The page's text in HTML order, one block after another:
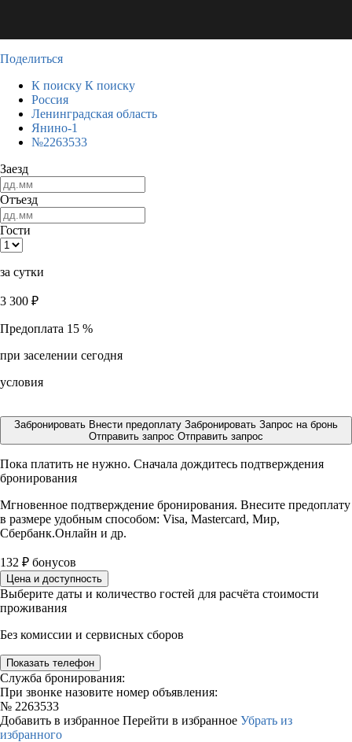
Поделиться
К поиску К поиску
Россия
Ленинградская область
Янино-1
№2263533
Заезд
Отъезд
Гости
за сутки
3 300 ₽
Предоплата 15 %
при заселении сегодня
условия
Забронировать Внести предоплату Забронировать Запрос на бронь
Отправить запрос Отправить запрос
Пока платить не нужно. Сначала дождитесь подтверждения
бронирования
Мгновенное подтверждение бронирования. Внесите предоплату
в размере удобным способом: Visa, Mastercard, Мир,
Сбербанк.Онлайн и др.
132 ₽ бонусов
Цена и доступность
Выберите даты и количество гостей для расчёта стоимости
проживания
Без комиссии и сервисных сборов
Показать телефон
Служба бронирования:
При звонке назовите номер объявления:
№ 2263533
Добавить в избранное Перейти в избранное Убрать из
избранного